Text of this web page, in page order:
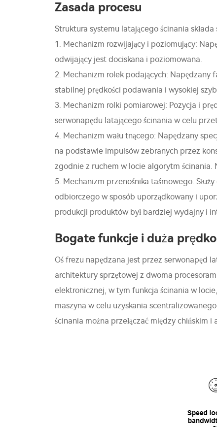
Zasada procesu
Struktura systemu latającego ścinania składa
1. Mechanizm rozwijający i poziomujący:
odwijający jest dociskana i poziomowana.
2. Mechanizm rolek podających: Napędzany
stabilnej prędkości podawania i wysokiej
3. Mechanizm rolki pomiarowej: Pozycja i
serwonapędu latającego ścinania w celu
4. Mechanizm wału tnącego: Napędzany
na podstawie impulsów zebranych przez
zgodnie z ruchem w locie algorytm ścinania.
5. Mechanizm przenośnika taśmowego:
odbiorczego w sposób uporządkowany i
produkcji produktów był bardziej wydajny i
Bogate funkcje i duża
Oś frezu napędzana jest przez serwonapęd
architektury sprzętowej z dwoma
elektronicznej, w tym funkcja ścinania w
maszyna w celu uzyskania
ścinania można przełączać między chińskim i